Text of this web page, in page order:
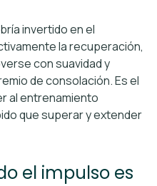
invertido en el
la recuperación,
con suavidad y
de consolación. Es el
al entrenamiento
que superar y extender
el impulso es